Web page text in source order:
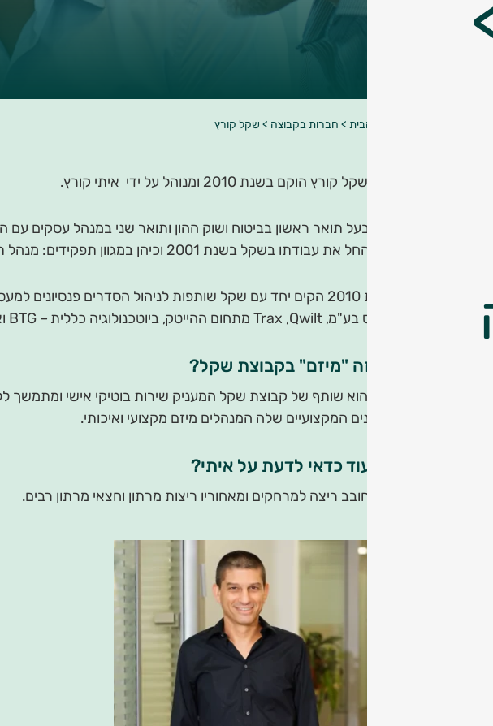
עמוד הבית > חברות בקבוצה > שקל קורץ
מיזם שקל קורץ הוקם בשנת 2010 ומנוהל על ידי איתי קורץ.
איתי בעל תואר ראשון בביטוח ושוק ההון ותואר שני במנהל עסקים עם התמחות בשיווק,
איתי החל את עבודתו בשקל בשנת 2001 וכיהן במגוון תפקידים: מנהל תיקי לקוחות, מנהל פרויקטים וסמנכ"ל חטיבת התפעול.
אקסס בע"מ, Trax ,Qwilt מתחום ההייטק, ביוטכנולוגיה כללית – BTG ואופטונול מתחום הביוטכנולוגיה, קבוצת אדלר חומסקי מתחום הפרסום ועוד רבים נוספים.
מה זה "מיזם" בקבוצת שקל?
מיזם הוא שותף של קבוצת שקל המעניק שירות בוטיקי אישי ומתמשך
הסוכנים המקצועיים שלה המנהלים מיזם מקצועי ואיכותי.
מה עוד כדאי לדעת על איתי?
איתי חובב ריצה למרחקים ומאחוריו ריצות מרתון וחצאי מרתון רבים.